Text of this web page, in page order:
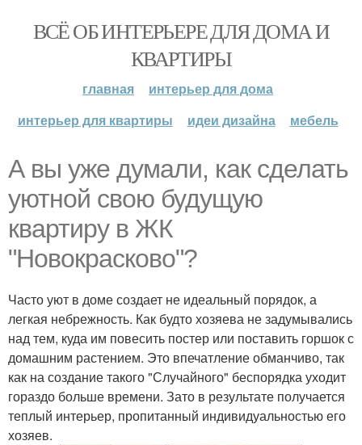
ВСЁ ОБ ИНТЕРЬЕРЕ ДЛЯ ДОМА И
КВАРТИРЫ
главная
интерьер для дома
интерьер для квартиры
идеи дизайна мебель
А вы уже думали, как сделать
уютной свою будущую
квартиру в ЖК
"Новокрасково"?
Часто уют в доме создает не идеальный порядок, а
легкая небрежность. Как будто хозяева не задумывались
над тем, куда им повесить постер или поставить горшок с
домашним растением. Это впечатление обманчиво, так
как на создание такого "Случайного" беспорядка уходит
гораздо больше времени. Зато в результате получается
теплый интерьер, пропитанный индивидуальностью его
хозяев.